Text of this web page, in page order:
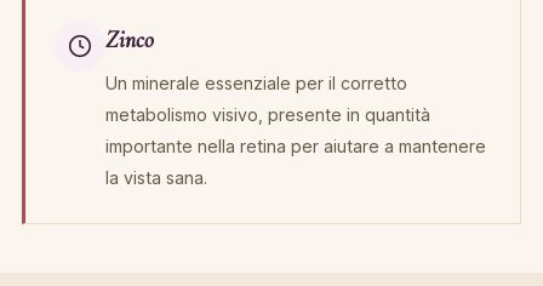
Zinco
Un minerale essenziale per il corretto
metabolismo visivo, presente in quantità
importante nella retina per aiutare a mantenere
la vista sana.